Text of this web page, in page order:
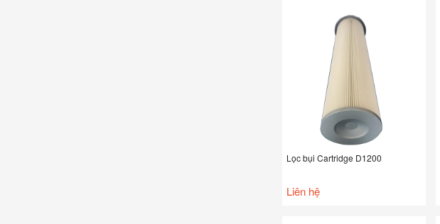
Lọc bụi Cartridge D1200
Liên hệ